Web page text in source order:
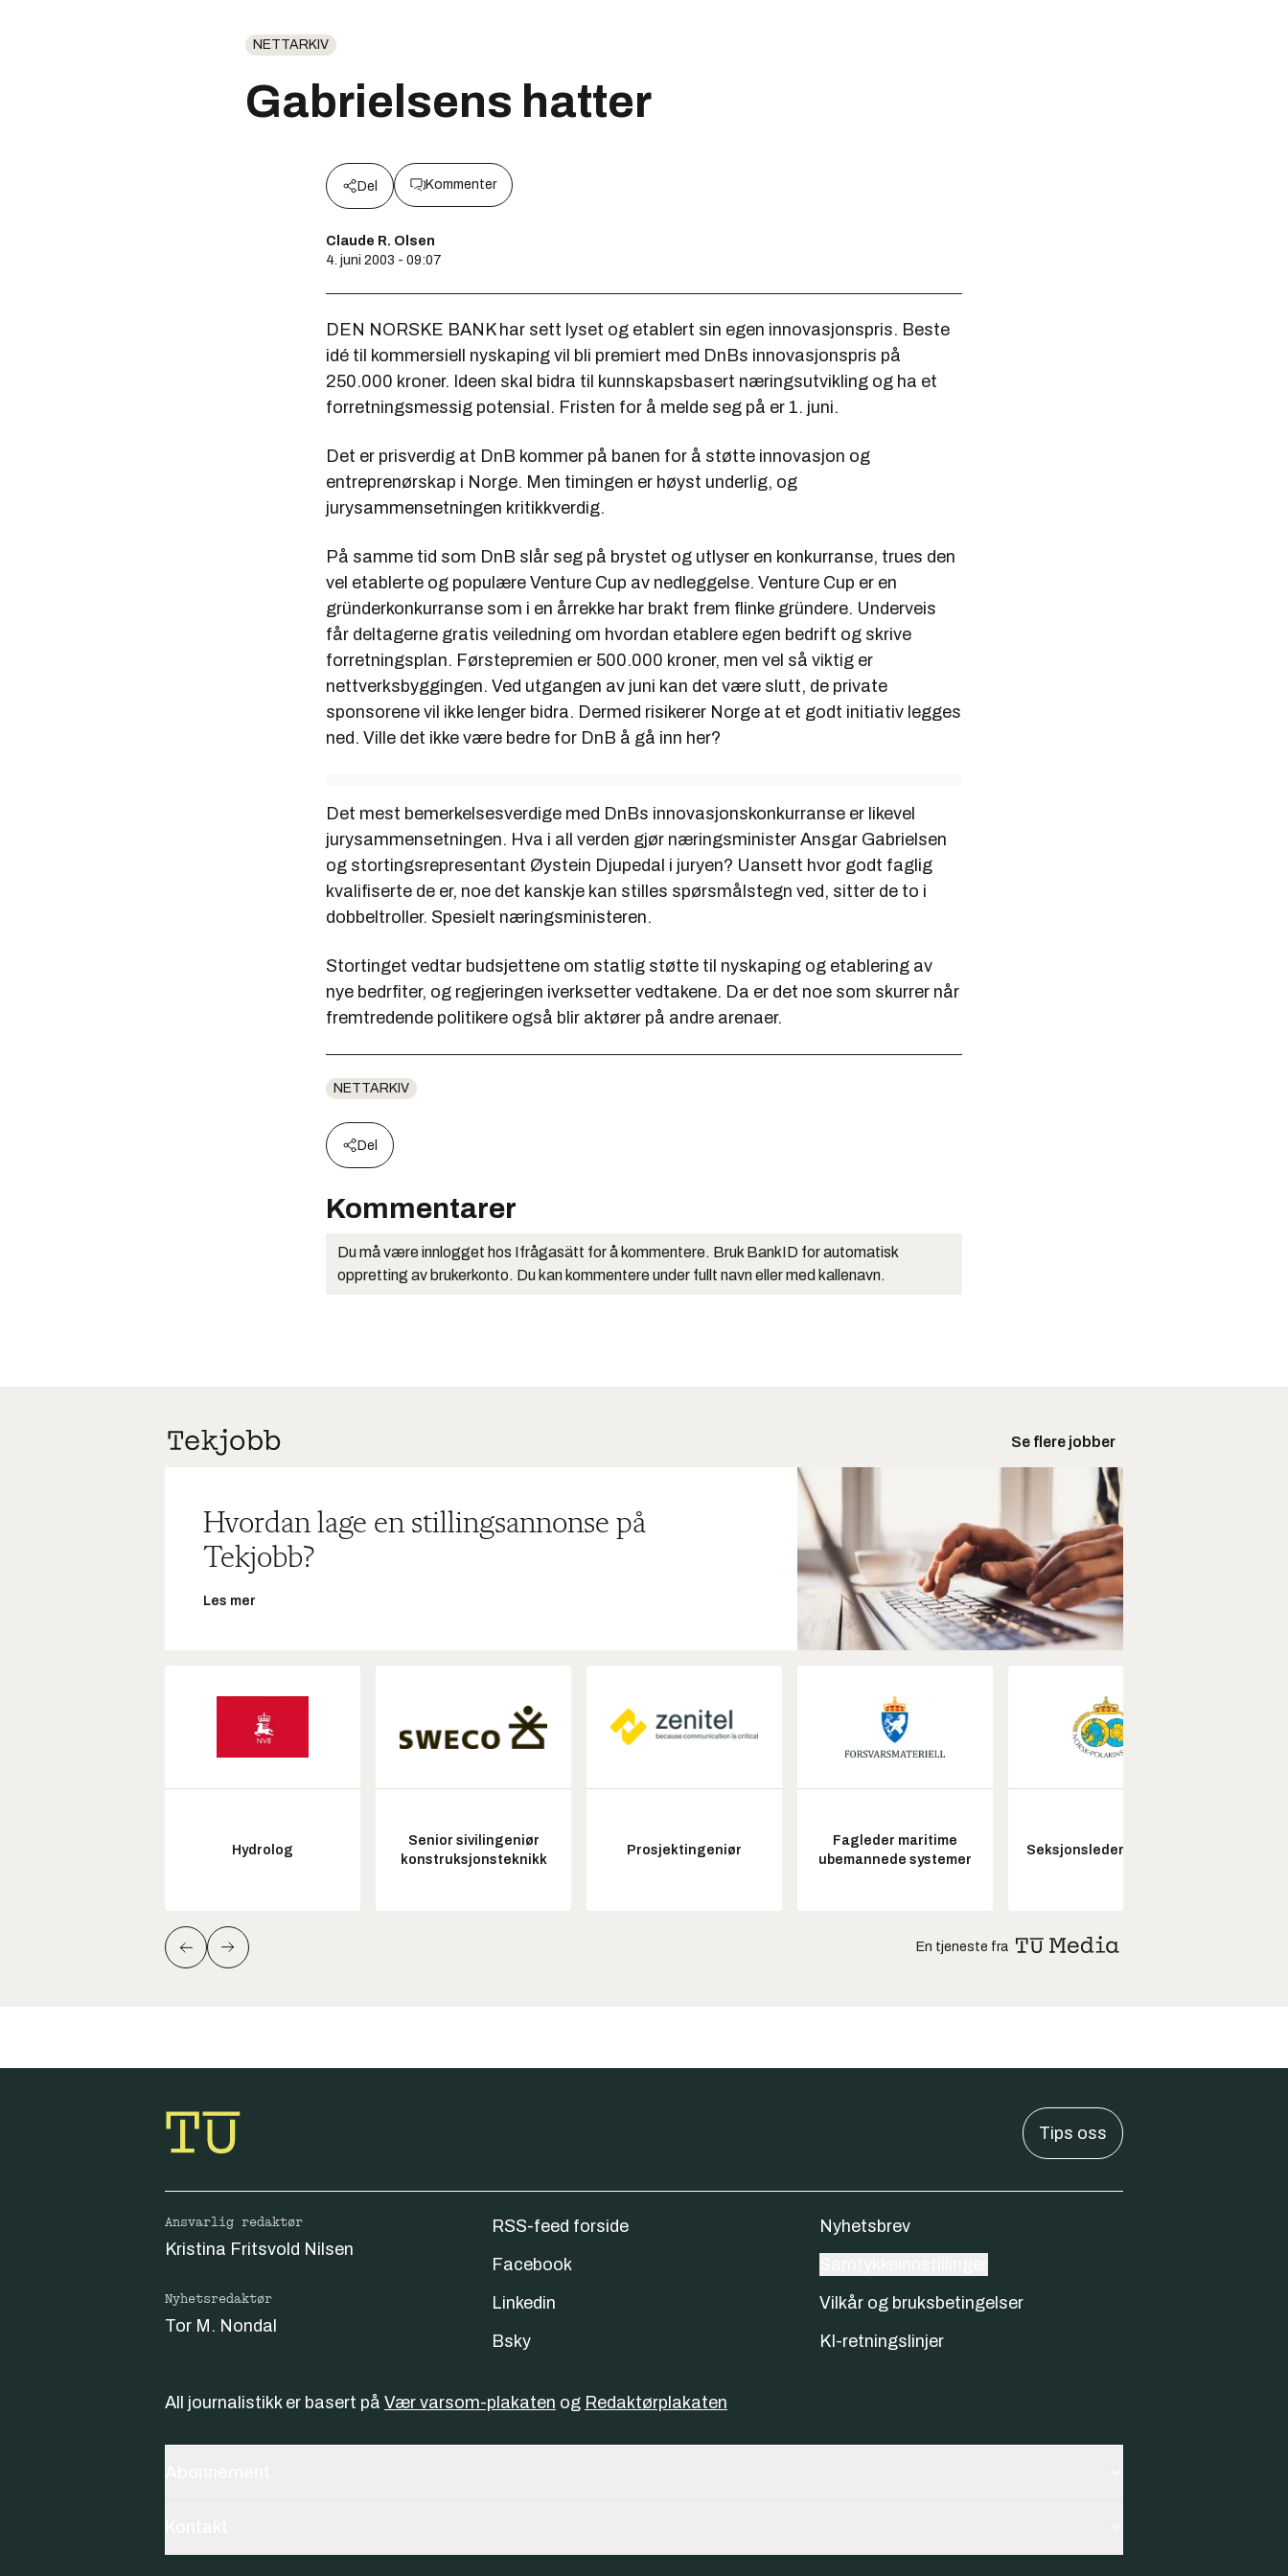
NETTARKIV
Gabrielsens hatter
Del Kommenter
Claude R. Olsen
4. juni 2003 - 09:07
DEN NORSKE BANK har sett lyset og etablert sin egen innovasjonspris. Beste
idé til kommersiell nyskaping vil bli premiert med DnBs innovasjonspris på
250.000 kroner. Ideen skal bidra til kunnskapsbasert næringsutvikling og ha et
forretningsmessig potensial. Fristen for å melde seg på er 1. juni.
Det er prisverdig at DnB kommer på banen for å støtte innovasjon og
entreprenørskap i Norge. Men timingen er høyst underlig, og
jurysammensetningen kritikkverdig.
På samme tid som DnB slår seg på brystet og utlyser en konkurranse, trues den
vel etablerte og populære Venture Cup av nedleggelse. Venture Cup er en
gründerkonkurranse som i en årrekke har brakt frem flinke gründere. Underveis
får deltagerne gratis veiledning om hvordan etablere egen bedrift og skrive
forretningsplan. Førstepremien er 500.000 kroner, men vel så viktig er
nettverksbyggingen. Ved utgangen av juni kan det være slutt, de private
sponsorene vil ikke lenger bidra. Dermed risikerer Norge at et godt initiativ legges
ned. Ville det ikke være bedre for DnB å gå inn her?
Det mest bemerkelsesverdige med DnBs innovasjonskonkurranse er likevel
jurysammensetningen. Hva i all verden gjør næringsminister Ansgar Gabrielsen
og stortingsrepresentant Øystein Djupedal i juryen? Uansett hvor godt faglig
kvalifiserte de er, noe det kanskje kan stilles spørsmålstegn ved, sitter de to i
dobbeltroller. Spesielt næringsministeren.
Stortinget vedtar budsjettene om statlig støtte til nyskaping og etablering av
nye bedrfiter, og regjeringen iverksetter vedtakene. Da er det noe som skurrer når
fremtredende politikere også blir aktører på andre arenaer.
NETTARKIV
Del
Kommentarer
Du må være innlogget hos Ifrågasätt for å kommentere. Bruk BankID for automatisk
oppretting av brukerkonto. Du kan kommentere under fullt navn eller med kallenavn.
Se flere jobber
Hvordan lage en stillingsannonse på
Tekjobb?
Les mer
Hydrolog
Senior sivilingeniør
konstruksjonsteknikk
Prosjektingeniør
Fagleder maritime
ubemannede systemer
Seksjonsleder Nye Troll
En tjeneste fra
Tips oss
Ansvarlig redaktør
Kristina Fritsvold Nilsen
Nyhetsredaktør
Tor M. Nondal
RSS-feed forside
Facebook
Linkedin
Bsky
Nyhetsbrev
Vilkår og bruksbetingelser
KI-retningslinjer
All journalistikk er basert på Vær varsom-plakaten og Redaktørplakaten